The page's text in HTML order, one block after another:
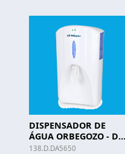
DISPENSADOR DE
ÁGUA ORBEGOZO - DA
5650
138.D.DA5650